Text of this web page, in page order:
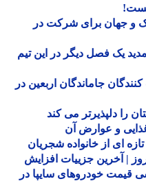
جهان برای شرکت در
فصل دیگر در این تیم
کنندگان جاماندگان اربعین در
دلپذیرتر می کند
و عوارض آن
از خانواده شجریان
جزییات افزایش
خودروهای سایپا در